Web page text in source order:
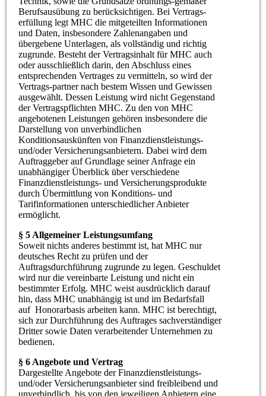
Berufsausübung zu berücksichtigen. Bei Vertrags-
erfüllung legt MHC die mitgeteilten Informationen
und Daten, insbesondere Zahlenangaben und
übergebene Unterlagen, als vollständig und richtig
zugrunde. Besteht der Vertragsinhalt für MHC auch
oder ausschließlich darin, den Abschluss eines
entsprechenden Vertrages zu vermitteln, so wird der
Vertrags-partner nach bestem Wissen und Gewissen
ausgewählt. Dessen Leistung wird nicht Gegenstand
der Vertragspflichten MHC. Zu den von MHC
angebotenen Leistungen gehören insbesondere die
Darstellung von unverbindlichen
Konditionsauskünften von Finanzdienstleistungs-
und/oder Versicherungsanbietern. Dabei wird dem
Auftraggeber auf Grundlage seiner Anfrage ein
unabhängiger Überblick über verschiedene
Finanzdienstleistungs- und Versicherungsprodukte
durch Übermittlung von Konditions- und
Tarifinformationen unterschiedlicher Anbieter
ermöglicht.
§ 5 Allgemeiner Leistungsumfang
Soweit nichts anderes bestimmt ist, hat MHC nur
deutsches Recht zu prüfen und der
Auftragsdurchführung zugrunde zu legen. Geschuldet
wird nur die vereinbarte Leistung und nicht ein
bestimmter Erfolg. MHC weist ausdrücklich darauf
hin, dass MHC unabhängig ist und im Bedarfsfall
auf Honorarbasis arbeiten kann. MHC ist berechtigt,
sich zur Durchführung des Auftrages sachverständiger
Dritter sowie Daten verarbeitender Unternehmen zu
bedienen.
§ 6 Angebote und Vertrag
Dargestellte Angebote der Finanzdienstleistungs-
und/oder Versicherungsanbieter sind freibleibend und